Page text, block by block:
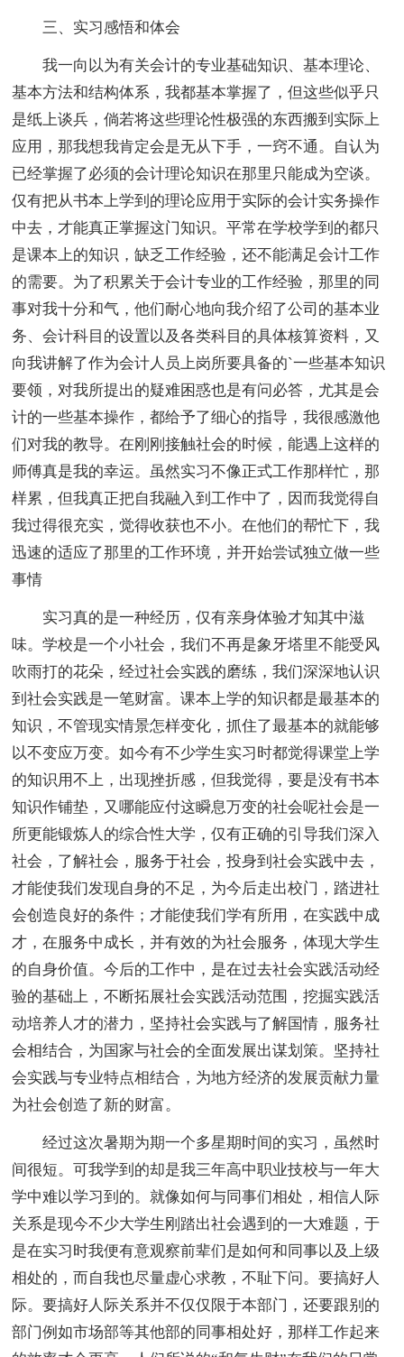
三、实习感悟和体会
我一向以为有关会计的专业基础知识、基本理论、
基本方法和结构体系，我都基本掌握了，但这些似乎只
是纸上谈兵，倘若将这些理论性极强的东西搬到实际上
应用，那我想我肯定会是无从下手，一窍不通。自认为
已经掌握了必须的会计理论知识在那里只能成为空谈。
仅有把从书本上学到的理论应用于实际的会计实务操作
中去，才能真正掌握这门知识。平常在学校学到的都只
是课本上的知识，缺乏工作经验，还不能满足会计工作
的需要。为了积累关于会计专业的工作经验，那里的同
事对我十分和气，他们耐心地向我介绍了公司的基本业
务、会计科目的设置以及各类科目的具体核算资料，又
向我讲解了作为会计人员上岗所要具备的`一些基本知识
要领，对我所提出的疑难困惑也是有问必答，尤其是会
计的一些基本操作，都给予了细心的指导，我很感激他
们对我的教导。在刚刚接触社会的时候，能遇上这样的
师傅真是我的幸运。虽然实习不像正式工作那样忙，那
样累，但我真正把自我融入到工作中了，因而我觉得自
我过得很充实，觉得收获也不小。在他们的帮忙下，我
迅速的适应了那里的工作环境，并开始尝试独立做一些
事情
实习真的是一种经历，仅有亲身体验才知其中滋
味。学校是一个小社会，我们不再是象牙塔里不能受风
吹雨打的花朵，经过社会实践的磨练，我们深深地认识
到社会实践是一笔财富。课本上学的知识都是最基本的
知识，不管现实情景怎样变化，抓住了最基本的就能够
以不变应万变。如今有不少学生实习时都觉得课堂上学
的知识用不上，出现挫折感，但我觉得，要是没有书本
知识作铺垫，又哪能应付这瞬息万变的社会呢社会是一
所更能锻炼人的综合性大学，仅有正确的引导我们深入
社会，了解社会，服务于社会，投身到社会实践中去，
才能使我们发现自身的不足，为今后走出校门，踏进社
会创造良好的条件；才能使我们学有所用，在实践中成
才，在服务中成长，并有效的为社会服务，体现大学生
的自身价值。今后的工作中，是在过去社会实践活动经
验的基础上，不断拓展社会实践活动范围，挖掘实践活
动培养人才的潜力，坚持社会实践与了解国情，服务社
会相结合，为国家与社会的全面发展出谋划策。坚持社
会实践与专业特点相结合，为地方经济的发展贡献力量
为社会创造了新的财富。
经过这次暑期为期一个多星期时间的实习，虽然时
间很短。可我学到的却是我三年高中职业技校与一年大
学中难以学习到的。就像如何与同事们相处，相信人际
关系是现今不少大学生刚踏出社会遇到的一大难题，于
是在实习时我便有意观察前辈们是如何和同事以及上级
相处的，而自我也尽量虚心求教，不耻下问。要搞好人
际。要搞好人际关系并不仅仅限于本部门，还要跟别的
部门例如市场部等其他部的同事相处好，那样工作起来